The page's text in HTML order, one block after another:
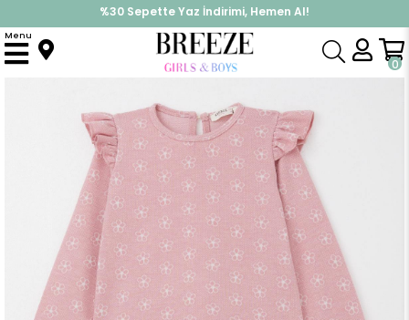
%30 Sepette Yaz İndirimi, Hemen Al!
İndirimlere ek %10 İndirimi Kap, Hemen Üye Ol!
0
Menu
Anasayfa Takımlar Tayt Takımı